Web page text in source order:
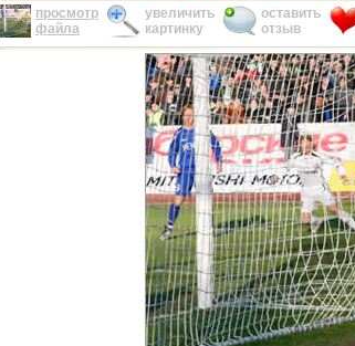
просмотр
файла
увеличить
картинку
оставить
отзыв